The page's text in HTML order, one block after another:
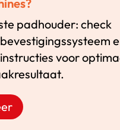
padhouder: check
voor